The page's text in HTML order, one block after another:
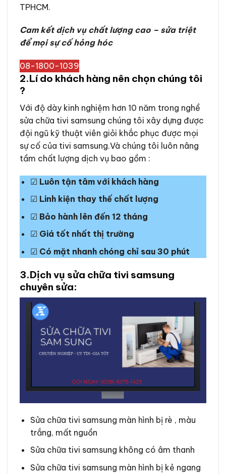
TPHCM.
Cam kết dịch vụ chất lượng cao – sửa triệt
để mọi sự cố hỏng hóc
08-1800-1039
2.Lí do khách hàng nên chọn chúng tôi
?
Với độ dày kinh nghiệm hơn 10 năm trong nghề
sửa chữa tivi samsung chúng tôi xây dựng được
đội ngũ kỹ thuật viên giỏi khắc phục được mọi
sự cố của tivi samsung.Và chúng tôi luôn nâng
tầm chất lượng dịch vụ bao gồm :
☑ Luôn tận tâm với khách hàng
☑ Linh kiện thay thế chất lượng
☑ Bảo hành lên đến 12 tháng
☑ Giá tốt nhất thị trường
☑ Có mặt nhanh chóng chỉ sau 30 phút
3.Dịch vụ sửa chữa tivi samsung
chuyên sửa:
Sửa chữa tivi samsung màn hình bị rè , màu
trắng, mất nguồn
Sửa chữa tivi samsung không có âm thanh
Sửa chữa tivi samsung màn hình bị kẻ ngang